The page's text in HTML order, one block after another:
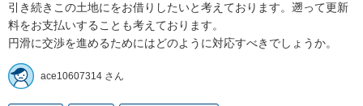
引き続きこの土地にをお借りしたいと考えております。遡って更新
料をお支払いすることも考えております。
円滑に交渉を進めるためにはどのように対応すべきでしょうか。
ace10607314 さん